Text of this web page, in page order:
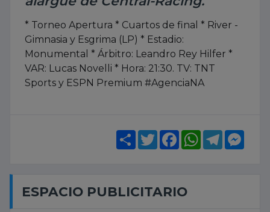
* Torneo Apertura * Cuartos de final * River -
Gimnasia y Esgrima (LP) * Estadio:
Monumental * Árbitro: Leandro Rey Hilfer *
VAR: Lucas Novelli * Hora: 21:30. TV: TNT
Sports y ESPN Premium #AgenciaNA
ShareTwitterFacebook
WhatsApp
Telegram
ESPACIO PUBLICITARIO